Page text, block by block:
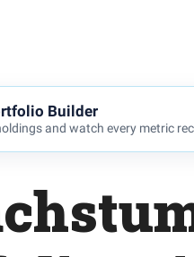
Builder
and watch every metric